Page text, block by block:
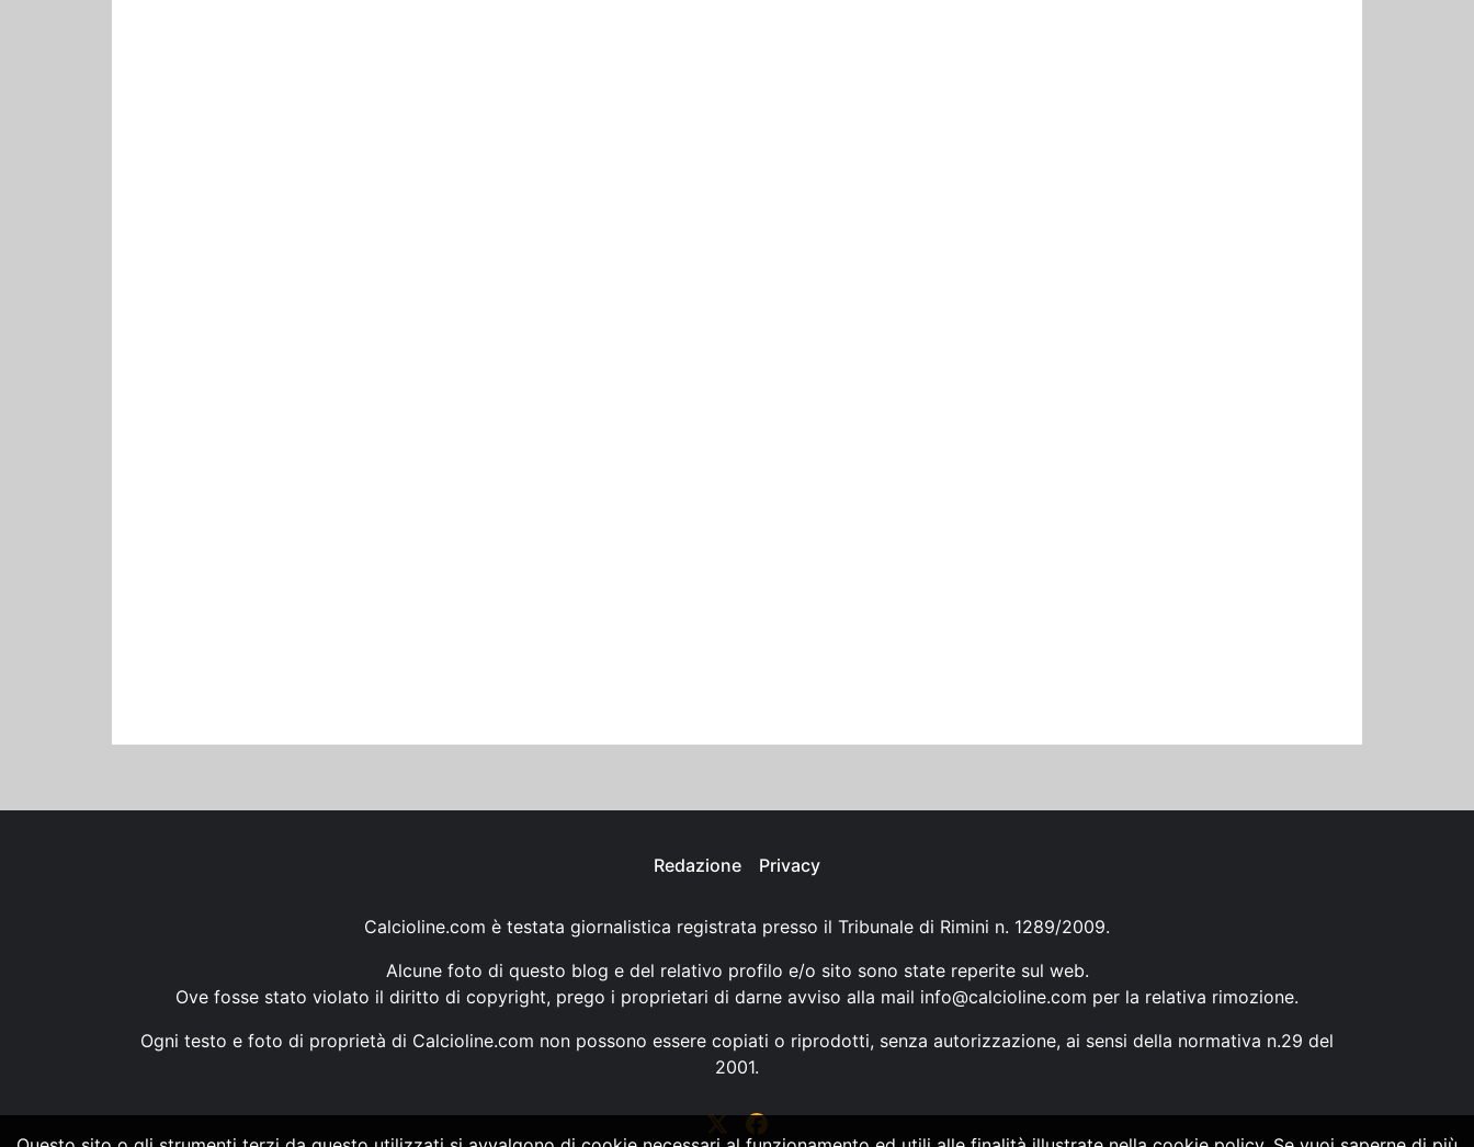
Redazione Privacy
Calcioline.com è testata giornalistica registrata presso il Tribunale di Rimini n. 1289/2009.
Alcune foto di questo blog e del relativo profilo e/o sito sono state reperite sul web.
Ove fosse stato violato il diritto di copyright, prego i proprietari di darne avviso alla mail info@calcioline.com per la relativa rimozione.
Ogni testo e foto di proprietà di Calcioline.com non possono essere copiati o riprodotti, senza autorizzazione, ai sensi della normativa n.29 del
2001.